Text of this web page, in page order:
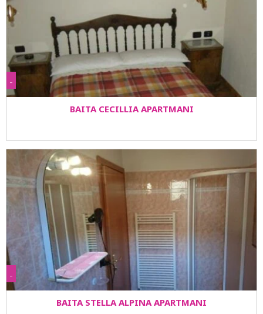
-
BAITA CECILLIA APARTMANI
-
BAITA STELLA ALPINA APARTMANI